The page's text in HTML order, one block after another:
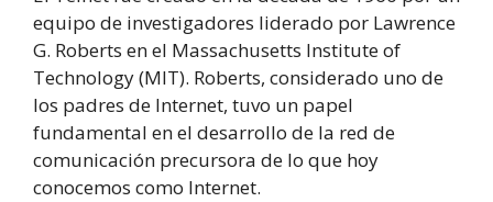
equipo de investigadores liderado por Lawrence
G. Roberts en el Massachusetts Institute of
Technology (MIT). Roberts, considerado uno de
los padres de Internet, tuvo un papel
fundamental en el desarrollo de la red de
comunicación precursora de lo que hoy
conocemos como Internet.